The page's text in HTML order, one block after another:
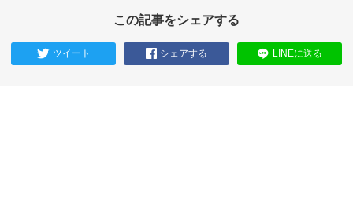
この記事をシェアする
ツイート シェアする LINEに送る